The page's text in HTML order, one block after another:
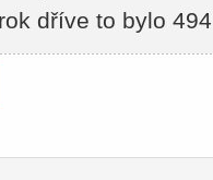
dříve to bylo